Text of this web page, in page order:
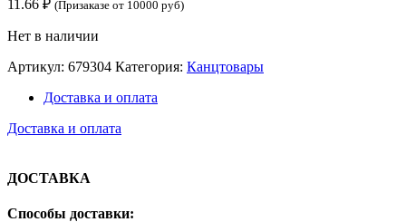
11.66 ₽ (Призаказе от 10000 руб)
Нет в наличии
Артикул: 679304 Категория: Канцтовары
Доставка и оплата
Доставка и оплата
ДОСТАВКА
Способы доставки: